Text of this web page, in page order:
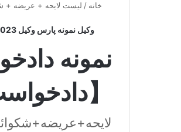
خانه / لیست لایحه + عریضه +
وکیل نمونه پارس وکیل 2023
نمونه
【